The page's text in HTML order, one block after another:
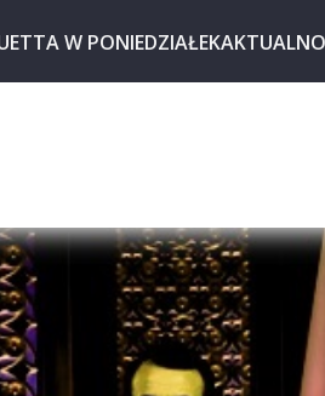
W PONIEDZIAŁEK